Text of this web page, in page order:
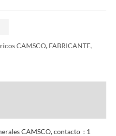
CAMSCO, FABRICANTE,
CAMSCO, contacto : 1